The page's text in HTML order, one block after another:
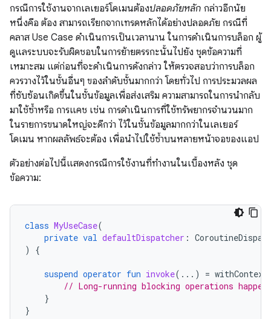
กรณีการใช้งานจากเลเยอร์โดเมนต้องปลอดภัยหลัก กล่าวอีกนัย
หนึ่งคือ ต้อง สามารถเรียกจากเทรดหลักได้อย่างปลอดภัย กรณีที่
คลาส Use Case ดำเนินการเป็นเวลานาน ในการดำเนินการบล็อก ผู้
ดูแลระบบจะรับผิดชอบในการย้ายตรรกะนั้นไปยัง ชุดข้อความที่
เหมาะสม แต่ก่อนที่จะดำเนินการดังกล่าว ให้ตรวจสอบว่าการบล็อก
ควรวางไว้ในชั้นอื่นๆ ของลำดับชั้นมากกว่า โดยทั่วไป การประมวลผล
ที่ซับซ้อนเกิดขึ้นในชั้นข้อมูลเพื่อส่งเสริม ความสามารถในการนำกลับ
มาใช้ซ้ำหรือ การแคช เช่น การดำเนินการที่ใช้ทรัพยากรจำนวนมาก
ในรายการขนาดใหญ่จะดีกว่า ไว้ในชั้นข้อมูลมากกว่าในเลเยอร์
โดเมน หากผลลัพธ์จะต้อง เพื่อนำไปใช้ซ้ำบนหลายหน้าจอของแอป
ตัวอย่างต่อไปนี้แสดงกรณีการใช้งานที่ทํางานในเบื้องหลัง ชุด
ข้อความ:
class MyUseCase(
private val defaultDispatcher :
)
{
suspend operator fun invoke(...) = withContext
// Long-running blocking operations
}
}